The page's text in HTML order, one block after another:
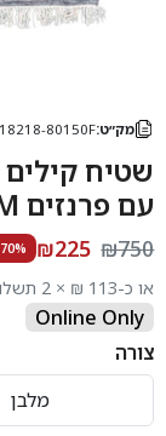
מק״ט:11718218-80150F
עם פרנזים KILIM
₪750
₪225 70% הנחה
או כ-113 ₪ × 2 תשלומים ללא ריבית
Online Only
צורה
מלבן